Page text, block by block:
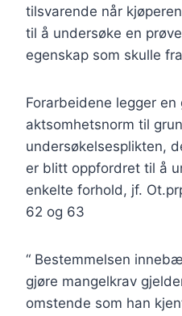
tilsvarende når
til å undersøke en
egenskap som skulle
Forarbeidene legger en
aktsomhetsnorm til
undersøkelsesplikten,
er blitt oppfordret til å
enkelte forhold, jf.
62 og 63
“ Bestemmelsen
gjøre mangelkrav
omstende som han